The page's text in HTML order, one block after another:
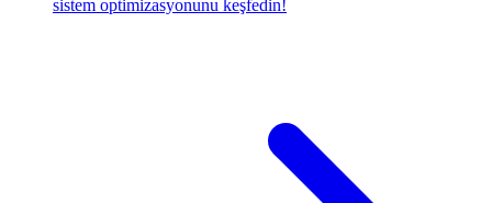
sistem optimizasyonunu keşfedin!